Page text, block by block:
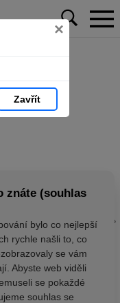
×
Zavřít
znáte (souhlas
bylo co nejlepší
rychle našli to, co
se vám
Abyste web viděli
se pokaždé
souhlas se